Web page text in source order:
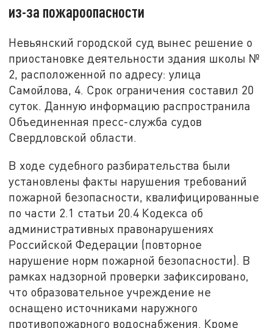
из-за пожароопасности
Невьянский городской суд вынес решение о
приостановке деятельности здания школы №
2, расположенной по адресу: улица
Самойлова, 4. Срок ограничения составил 20
суток. Данную информацию распространила
Объединенная пресс-служба судов
Свердловской области.
В ходе судебного разбирательства были
установлены факты нарушения требований
пожарной безопасности, квалифицированные
по части 2.1 статьи 20.4 Кодекса об
административных правонарушениях
Российской Федерации (повторное
нарушение норм пожарной безопасности). В
рамках надзорной проверки зафиксировано,
что образовательное учреждение не
оснащено источниками наружного
противопожарного водоснабжения. Кроме